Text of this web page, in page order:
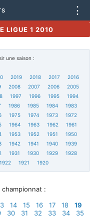
⋮
LIGUE 1 2010
une saison :
2019 2018 2017
2016
2008 2007 2006
2005
1997 1996 1995
1994
1986 1985 1984
1983
1975 1974 1973
1972
1964 1963 1962
1961
1953 1952 1951
1950
1942 1941 1940
1939
1931 1930 1929
1928
1922 1921 1920
:
14 15 16 17 18
19
30 31 32 33 34
35